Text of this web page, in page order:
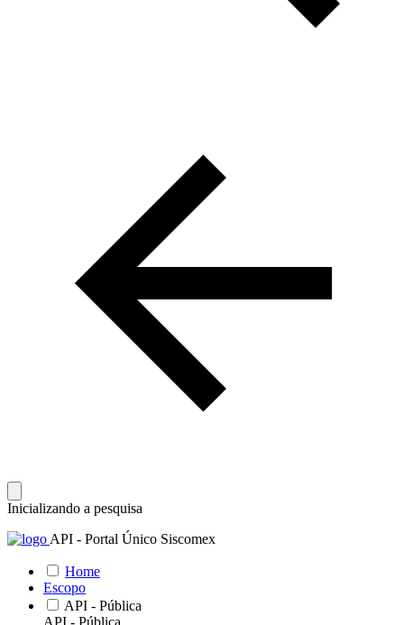
Inicializando a pesquisa
API - Portal Único Siscomex
Home
Escopo
API - Pública
API - Pública